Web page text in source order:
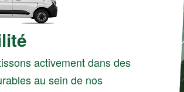
activement dans des
au sein de nos